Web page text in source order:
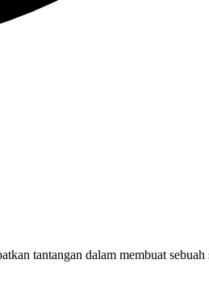
tantangan dalam membuat